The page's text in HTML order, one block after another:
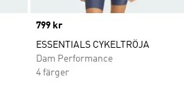
Price
799 kr
ESSENTIALS CYKELTRÖJA
Dam Performance
4 färger